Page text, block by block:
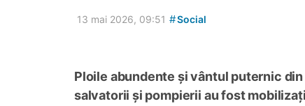
13 mai 2026, 09:51 #Social
Ploile abundente și vântul puternic
salvatorii și pompierii au fost